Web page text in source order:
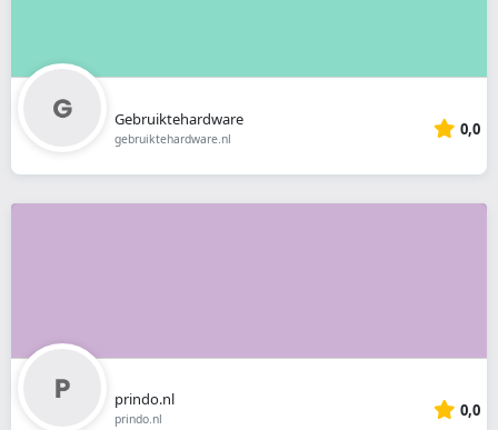
Gebruiktehardware
gebruiktehardware.nl 0,0
prindo.nl
prindo.nl 0,0